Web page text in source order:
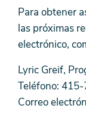
Para obtener
las próximas
electrónico,
Lyric Greif,
Teléfono:
Correo